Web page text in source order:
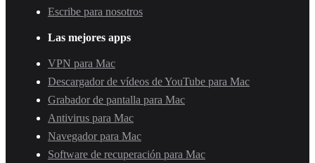
Escribe para nosotros
Las mejores apps
VPN para Mac
Descargador de vídeos de YouTube para Mac
Grabador de pantalla para Mac
Antivirus para Mac
Navegador para Mac
Software de recuperación para Mac